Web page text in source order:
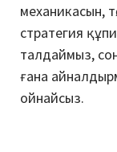
механикасын,
стратегия
талдаймыз,
ғана
ойнайсыз.